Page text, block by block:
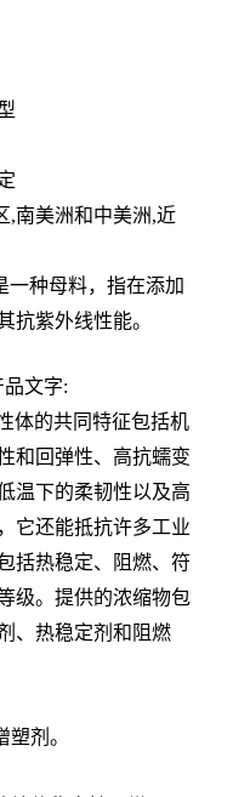
,南美洲和中美洲,近
一种母料，指在添加
抗紫外线性能。
品文字:
体的共同特征包括机
和回弹性、高抗蠕变
温下的柔韧性以及高
它还能抵抗许多工业
括热稳定、阻燃、符
级。提供的浓缩物包
、热稳定剂和阻燃
剂。